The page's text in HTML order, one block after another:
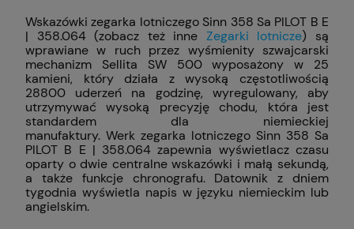
Wskazówki zegarka lotniczego Sinn 358 Sa PILOT B E
| 358.064 (zobacz też inne Zegarki lotnicze) są
wprawiane w ruch przez wyśmienity szwajcarski
mechanizm Sellita SW 500 wyposażony w 25
kamieni, który działa z wysoką częstotliwością
28800 uderzeń na godzinę, wyregulowany, aby
utrzymywać wysoką precyzję chodu, która jest
standardem dla niemieckiej
manufaktury. Werk zegarka lotniczego Sinn 358 Sa
PILOT B E | 358.064 zapewnia wyświetlacz czasu
oparty o dwie centralne wskazówki i małą sekundą,
a także funkcje chronografu. Datownik z dniem
tygodnia wyświetla napis w języku niemieckim lub
angielskim.